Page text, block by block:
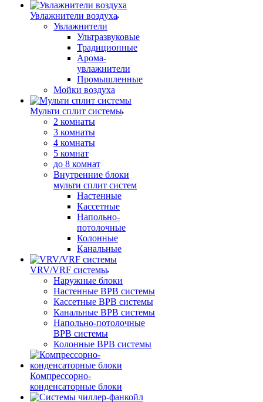
Увлажнители воздуха
Увлажнители
Ультразвуковые
Традиционные
Арома-
увлажнители
Промышленные
Мойки воздуха
Мульти сплит системы
2 комнаты
3 комнаты
4 комнаты
5 комнат
до 8 комнат
Внутренние блоки
мульти сплит систем
Настенные
Кассетные
Напольно-
потолочные
Колонные
Канальные
VRV/VRF системы
Наружные блоки
Настенные ВРВ системы
Кассетные ВРВ системы
Канальные ВРВ системы
Напольно-потолочные
ВРВ системы
Колонные ВРВ системы
Компрессорно-
конденсаторные блоки